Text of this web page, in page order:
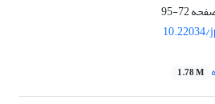
72-95
10.22034/
1.78 M